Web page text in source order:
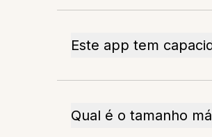
Este app tem
Qual é o tamanho